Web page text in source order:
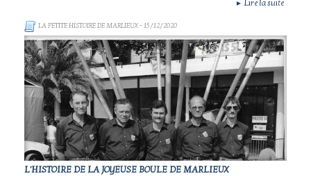
► Lire la suite
LA PETITE HISTOIRE DE MARLIEUX- 15/12/2020
L'HISTOIRE DE LA JOYEUSE BOULE DE MARLIEUX